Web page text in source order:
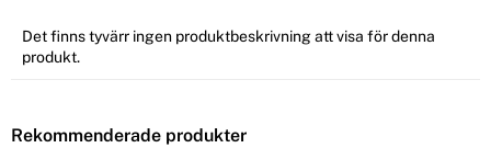
Det finns tyvärr ingen produktbeskrivning att visa för denna
produkt.
Rekommenderade produkter